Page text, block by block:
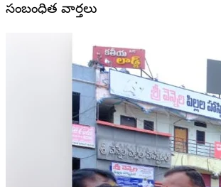
సంబంధిత వార్తలు